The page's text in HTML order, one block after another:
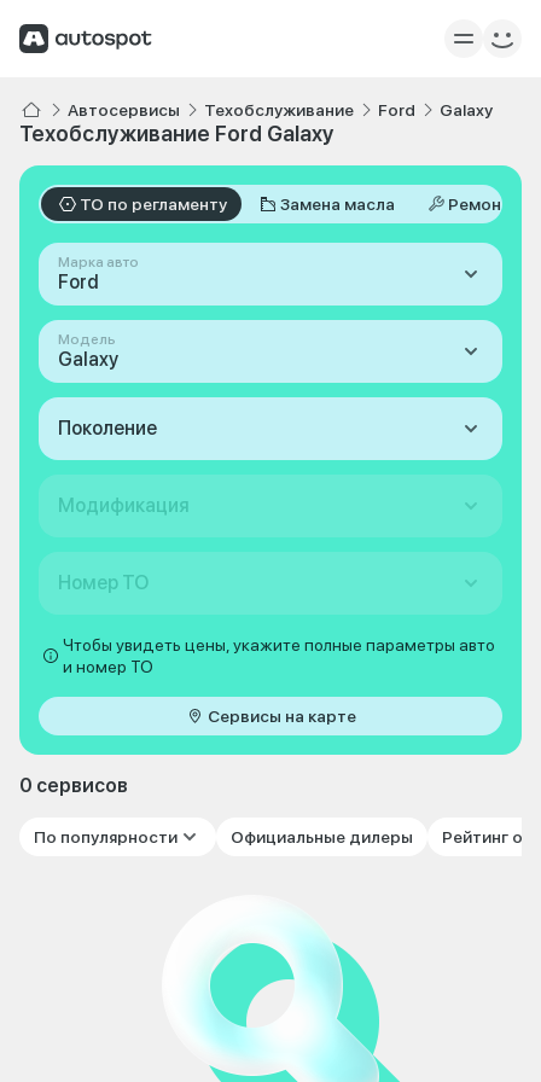
Автосервисы Техобслуживание Ford Galaxy
Техобслуживание Ford Galaxy
ТО по регламенту Замена масла Ремонт
Марка авто
Ford
Модель
Galaxy
Поколение
Модификация
Номер ТО
Чтобы увидеть цены, укажите полные параметры авто
и номер ТО
Сервисы на карте
0 сервисов
По популярности Официальные дилеры Рейтинг